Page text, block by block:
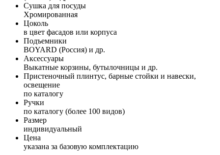
Сушка для посуды
Хромированная
Цоколь
в цвет фасадов или корпуса
Подъемники
BOYARD (Россия) и др.
Аксессуары
Выкатные корзины, бутылочницы и др.
Пристеночный плинтус, барные стойки и навески,
освещение
по каталогу
Ручки
по каталогу (более 100 видов)
Размер
индивидуальный
Цена
указана за базовую комплектацию